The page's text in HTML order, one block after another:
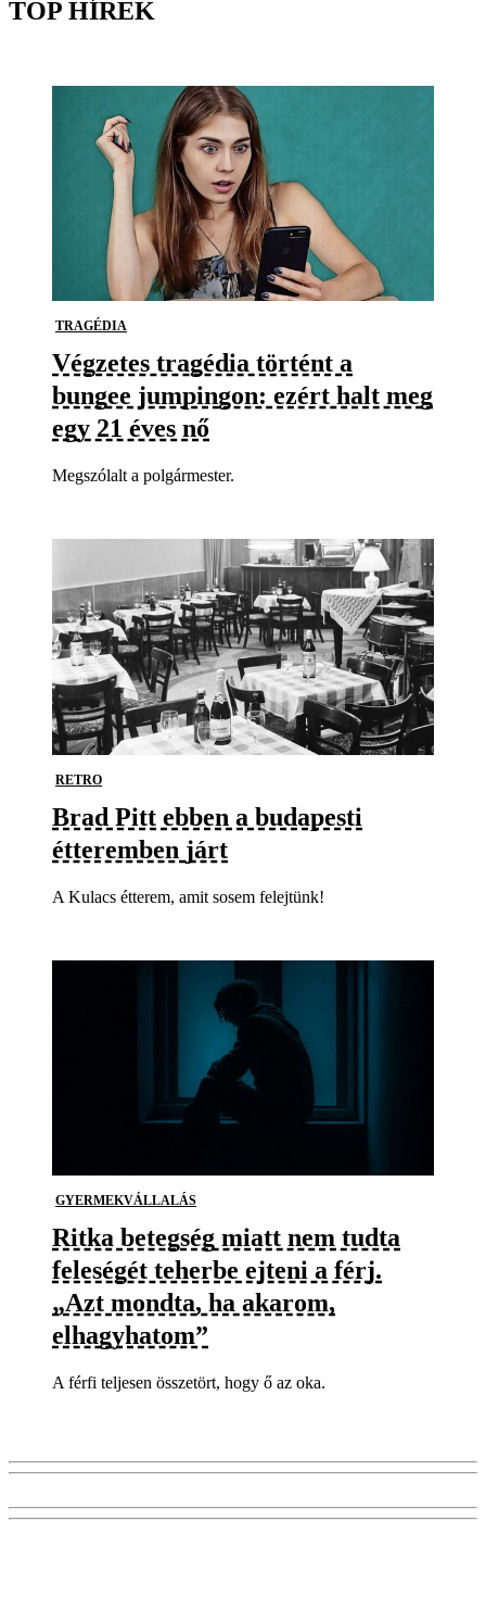
TOP HÍREK
TRAGÉDIA
Végzetes tragédia történt a
bungee jumpingon: ezért halt meg
egy 21 éves nő
Megszólalt a polgármester.
RETRO
Brad Pitt ebben a budapesti
étteremben járt
A Kulacs étterem, amit sosem felejtünk!
GYERMEKVÁLLALÁS
Ritka betegség miatt nem tudta
feleségét teherbe ejteni a férj.
„Azt mondta, ha akarom,
elhagyhatom”
A férfi teljesen összetört, hogy ő az oka.